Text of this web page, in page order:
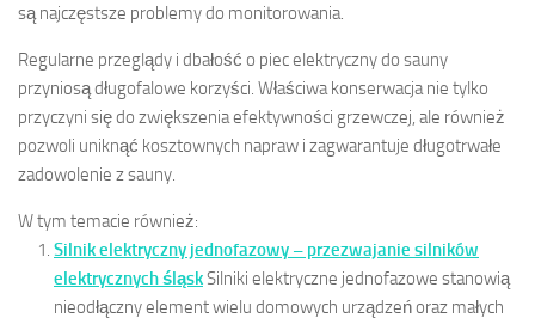
są najczęstsze problemy do monitorowania.
Regularne przeglądy i dbałość o piec elektryczny do sauny
przyniosą długofalowe korzyści. Właściwa konserwacja nie tylko
przyczyni się do zwiększenia efektywności grzewczej, ale również
pozwoli uniknąć kosztownych napraw i zagwarantuje długotrwałe
zadowolenie z sauny.
W tym temacie również:
Silnik elektryczny jednofazowy – przezwajanie silników
elektrycznych śląskSilniki elektryczne jednofazowe stanowią
nieodłączny element wielu domowych urządzeń oraz małych